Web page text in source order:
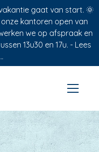
gaat van start. 🌞
kantoren open van
we op afspraak en
13u30 en 17u. - Lees